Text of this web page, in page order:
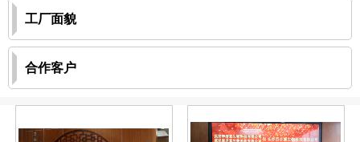
工厂面貌
合作客户